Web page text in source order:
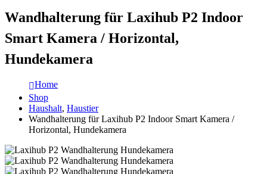
Wandhalterung für Laxihub P2 Indoor
Smart Kamera / Horizontal,
Hundekamera
Home
Shop
Haushalt, Haustier
Wandhalterung für Laxihub P2 Indoor Smart Kamera /
Horizontal, Hundekamera